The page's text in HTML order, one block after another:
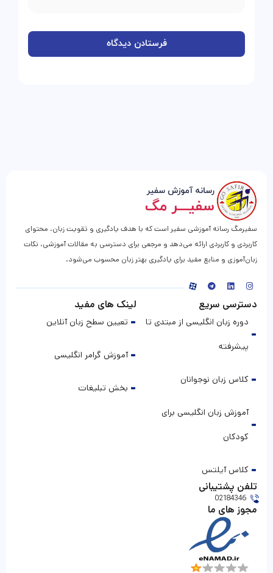
سفیرمگ رسانه آموزشی سفیر است که با هدف یادگیری و تقویت زبان، محتوای
کاربردی و کاربردی ارائه می‌دهد و مرجعی برای دسترسی به مقالات آموزشی، نکات
زبان‌آموزی و منابع مفید برای یادگیری بهتر زبان محسوب می‌شود.
دسترسی سریع
دوره زبان انگلیسی از مبتدی تا
پیشرفته
کلاس زبان نوجوانان
آموزش زبان انگلیسی برای
کودکان
کلاس آیلتس
لینک های مفید
تعیین سطح زبان آنلاین
آموزش گرامر انگلیسی
بخش تبلیغات
تلفن پشتیبانی
02184346
مجوز های ما